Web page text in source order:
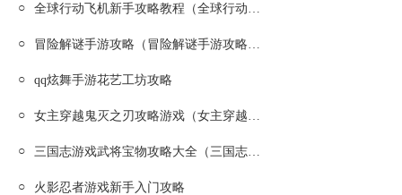
○ 全球行动飞机新手攻略教程（全球行动飞机新手攻略教程图文）
○ 冒险解谜手游攻略（冒险解谜手游攻略图文）
○ qq炫舞手游花艺工坊攻略
○ 女主穿越鬼灭之刃攻略游戏（女主穿越鬼灭之刃攻略游戏的小说）
○ 三国志游戏武将宝物攻略大全（三国志游戏武将宝物攻略大全图解）
○ 火影忍者游戏新手入门攻略